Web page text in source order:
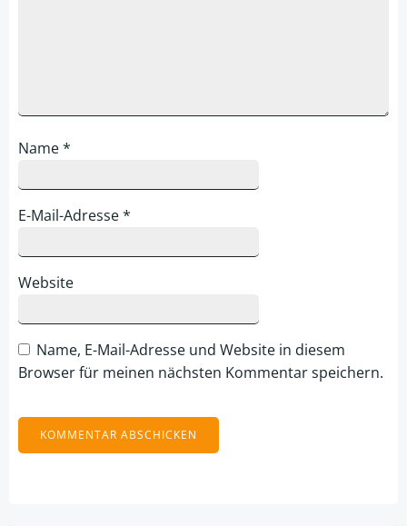
Name*
E-Mail-Adresse*
Website
Name, E-Mail-Adresse und Website in diesem
Browser für meinen nächsten Kommentar speichern.